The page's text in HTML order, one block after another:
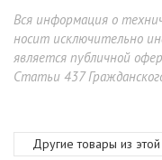
Вся информация о
носит исключительно
является публичной
Статьи 437
Другие товары из этой